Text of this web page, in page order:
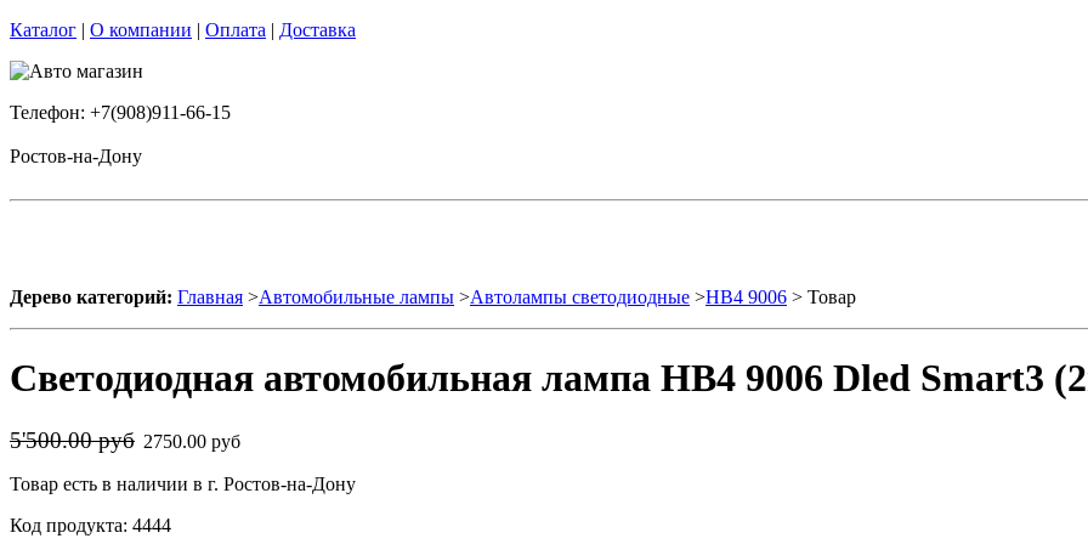
Каталог | О компании | Оплата | Доставка
Телефон: +7(908)911-66-15
Ростов-на-Дону
Дерево категорий: Главная >Автомобильные лампы >Автолампы светодиодные >HB4 9006 > Товар
Светодиодная автомобильная лампа HB4 9006 Dled Smart3
5'500.00 руб 2750.00 руб
Товар есть в наличии в г. Ростов-на-Дону
Код продукта: 4444